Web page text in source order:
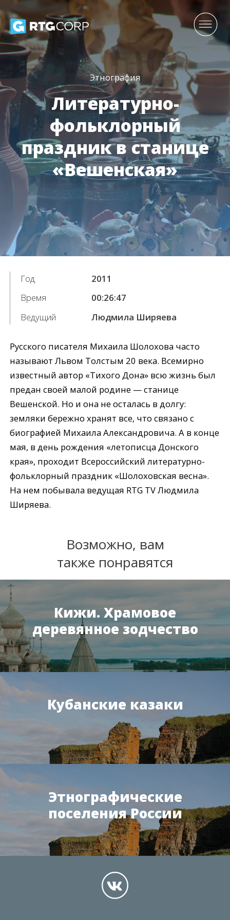
Этнография
Литературно-
фольклорный
праздник в станице
«Вешенская»
Год
2011
Время
00:26:47
Ведущий
Людмила Ширяева
Русского писателя Михаила Шолохова часто
называют Львом Толстым 20 века. Всемирно
известный автор «Тихого Дона» всю жизнь был
предан своей малой родине — станице
Вешенской. Но и она не осталась в долгу:
земляки бережно хранят все, что связано с
биографией Михаила Александровича. А в конце
мая, в день рождения «летописца Донского
края», проходит Всероссийский литературно-
фольклорный праздник «Шолоховская весна».
На нем побывала ведущая RTG TV Людмила
Ширяева.
Возможно, вам
также понравятся
Кижи. Храмовое
деревянное зодчество
Кубанские казаки
Этнографические
поселения России